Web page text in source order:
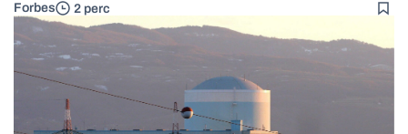
Forbes 2 perc